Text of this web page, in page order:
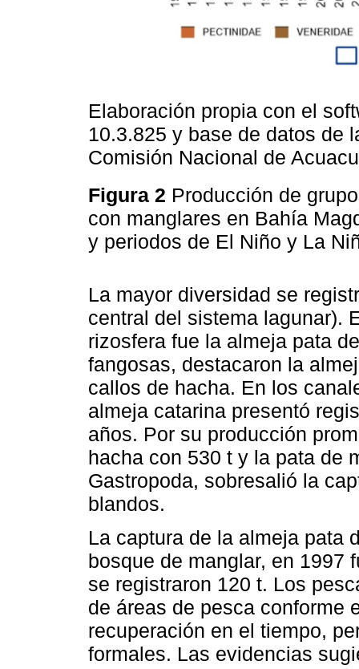
Elaboración propia con el
10.3.825 y base de datos de
Comisión Nacional de
Figura 2 Producción de
con manglares en Bahía
y periodos de El Niño y La
La mayor diversidad se
central del sistema lagunar).
rizosfera fue la almeja pata
fangosas, destacaron la
callos de hacha. En los
almeja catarina presentó
años. Por su producción
hacha con 530 t y la pata de
Gastropoda, sobresalió la
blandos.
La captura de la almeja pata
bosque de manglar, en 1997
se registraron 120 t. Los
de áreas de pesca conforme
recuperación en el tiempo,
formales. Las evidencias